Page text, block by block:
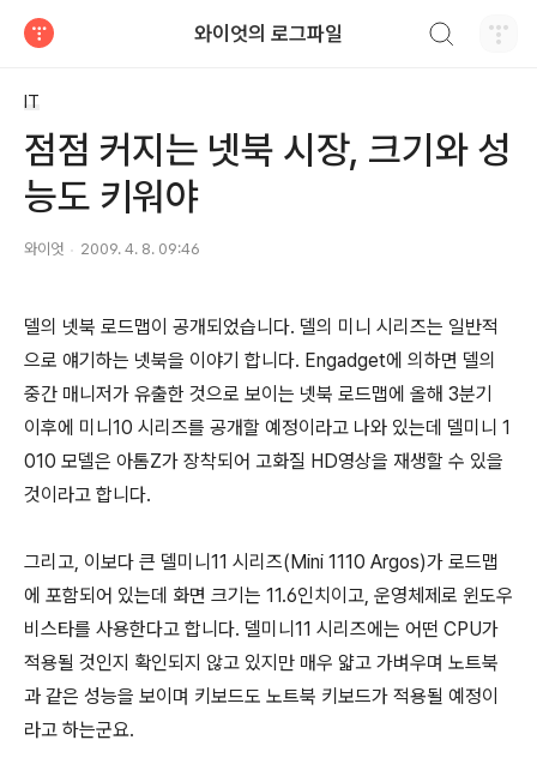
와이엇의 로그파일
IT
점점 커지는 넷북 시장, 크기와 성
능도 키워야
와이엇 2009. 4. 8. 09:46
델의 넷북 로드맵이 공개되었습니다. 델의 미니 시리즈는 일반적
으로 얘기하는 넷북을 이야기 합니다. Engadget에 의하면 델의
중간 매니저가 유출한 것으로 보이는 넷북 로드맵에 올해 3분기
이후에 미니10 시리즈를 공개할 예정이라고 나와 있는데 델미니 1
010 모델은 아톰Z가 장착되어 고화질 HD영상을 재생할 수 있을
것이라고 합니다.
그리고, 이보다 큰 델미니11 시리즈(Mini 1110 Argos)가 로드맵
에 포함되어 있는데 화면 크기는 11.6인치이고, 운영체제로 윈도우
비스타를 사용한다고 합니다. 델미니11 시리즈에는 어떤 CPU가
적용될 것인지 확인되지 않고 있지만 매우 얇고 가벼우며 노트북
과 같은 성능을 보이며 키보드도 노트북 키보드가 적용될 예정이
라고 하는군요.